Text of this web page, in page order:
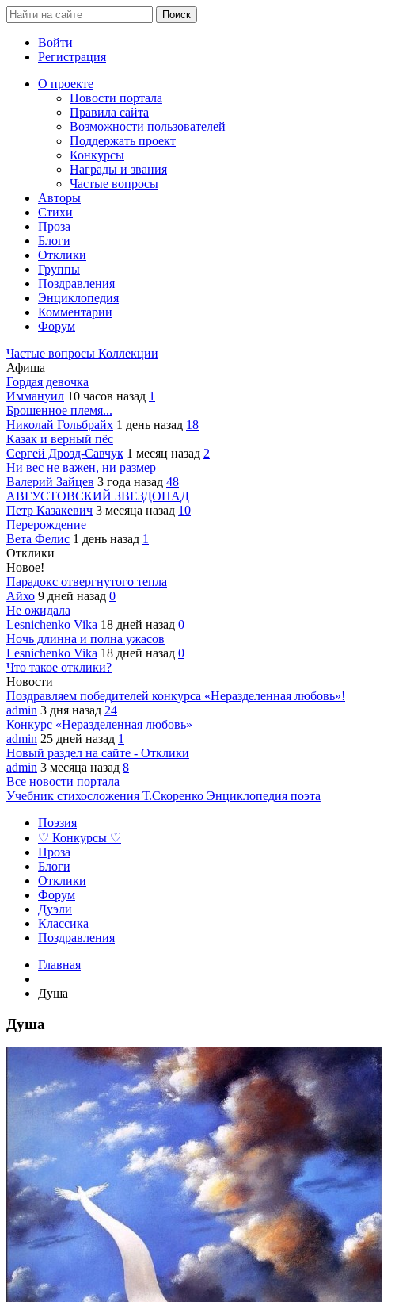
Войти
Регистрация
О проекте
Новости портала
Правила сайта
Возможности пользователей
Поддержать проект
Конкурсы
Награды и звания
Частые вопросы
Авторы
Стихи
Проза
Блоги
Отклики
Группы
Поздравления
Энциклопедия
Комментарии
Форум
Частые вопросы Коллекции
Афиша
Гордая девочка
Иммануил 10 часов назад 1
Брошенное племя...
Николай Гольбрайх 1 день назад 18
Казак и верный пёс
Сергей Дрозд-Савчук 1 месяц назад 2
Ни вес не важен, ни размер
Валерий Зайцев 3 года назад 48
АВГУСТОВСКИЙ ЗВЕЗДОПАД
Петр Казакевич 3 месяца назад 10
Перерождение
Вета Фелис 1 день назад 1
Отклики
Новое!
Парадокс отвергнутого тепла
Айхо 9 дней назад 0
Не ожидала
Lesnichenko Vika 18 дней назад 0
Ночь длинна и полна ужасов
Lesnichenko Vika 18 дней назад 0
Что такое отклики?
Новости
Поздравляем победителей конкурса «Неразделенная любовь»!
admin 3 дня назад 24
Конкурс «Неразделенная любовь»
admin 25 дней назад 1
Новый раздел на сайте - Отклики
admin 3 месяца назад 8
Все новости портала
Учебник стихосложения Т.Скоренко Энциклопедия поэта
Поэзия
♡ Конкурсы ♡
Проза
Блоги
Отклики
Форум
Дуэли
Классика
Поздравления
Главная
Душа
Душа